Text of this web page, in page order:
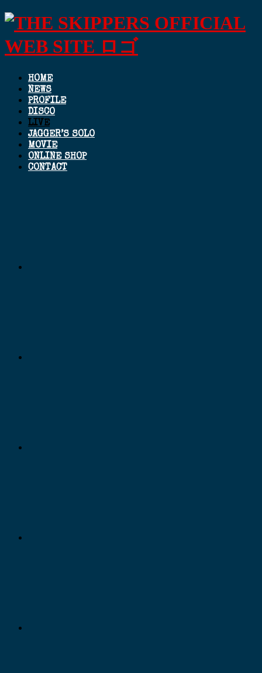
HOME
NEWS
PROFILE
DISCO
LIVE
JAGGER’S SOLO
MOVIE
ONLINE SHOP
CONTACT